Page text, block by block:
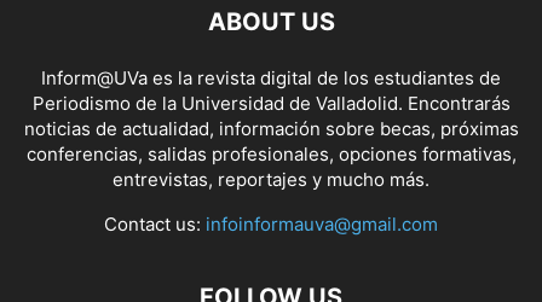
ABOUT US
Inform@UVa es la revista digital de los estudiantes de
Periodismo de la Universidad de Valladolid. Encontrarás
noticias de actualidad, información sobre becas, próximas
conferencias, salidas profesionales, opciones formativas,
entrevistas, reportajes y mucho más.
Contact us: infoinformauva@gmail.com